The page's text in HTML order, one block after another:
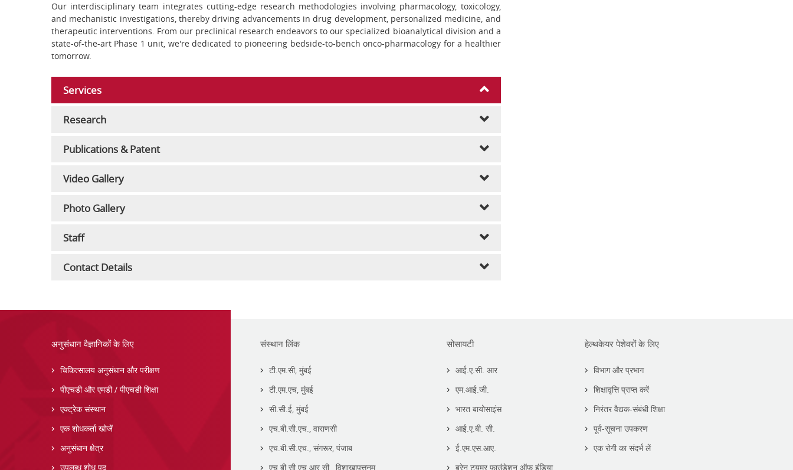
Our interdisciplinary team integrates cutting-edge research methodologies involving pharmacology, toxicology,
and mechanistic investigations, thereby driving advancements in drug development, personalized medicine, and
therapeutic interventions. From our preclinical research endeavors to our specialized bioanalytical division and a
state-of-the-art Phase 1 unit, we're dedicated to pioneering bedside-to-bench onco-pharmacology for a healthier
tomorrow.
Services
Research
Publications & Patent
Video Gallery
Photo Gallery
Staff
Contact Details
अनुसंधान वैज्ञानिकों के लिए
चिकित्सालय अनुसंधान और परीक्षण
पीएचडी और एमडी / पीएचडी शिक्षा
एक्ट्रेक संस्थान
एक शोधकर्ता खोजें
अनुसंधान क्षेत्र
उपलब्ध शोध पद
संस्थान लिंक
टी.एम.सी, मुंबई
टी.एम.एच, मुंबई
सी.सी.ई, मुंबई
एच.बी.सी.एच., वाराणसी
एच.बी.सी.एच., संगरूर, पंजाब
एच.बी.सी.एच.आर.सी., विशाखापत्तनम
सोसायटी
आई.ए.सी. आर
एम.आई.जी.
भारत बायोसाइंस
आई.ए.बी. सी.
ई.एम.एस.आए.
ब्रेन ट्यूमर फाउंडेशन ऑफ इंडिया
हेल्थकेयर पेशेवरों के लिए
विभाग और प्रभाग
शिक्षावृत्ति प्राप्त करें
निरंतर वैद्यक-संबंधी शिक्षा
पूर्व-सूचना उपकरण
एक रोगी का संदर्भ लें